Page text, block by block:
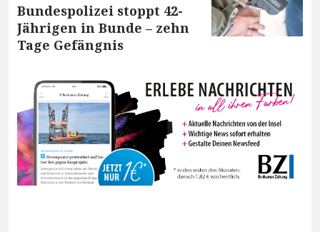
Bundespolizei stoppt 42-
Jährigen in Bunde – zehn
Tage Gefängnis